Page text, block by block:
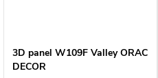
3D panel W109F Valley ORAC
DECOR